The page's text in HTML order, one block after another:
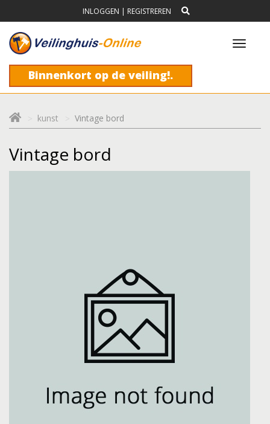
INLOGGEN | REGISTREREN
Binnenkort op de veiling!.
kunst Vintage bord
Vintage bord